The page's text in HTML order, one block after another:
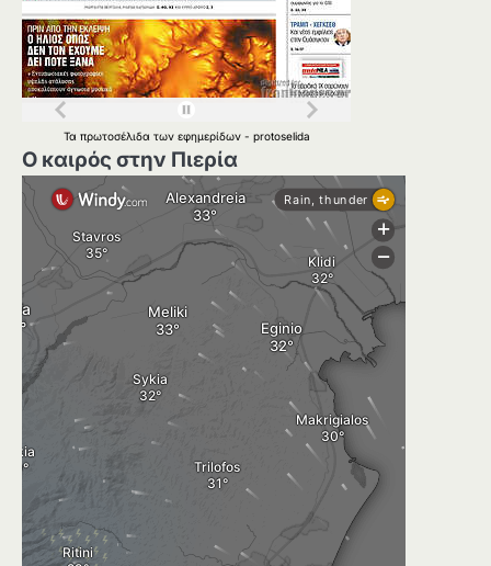
Τα πρωτοσέλιδα των εφημερίδων - protoselida
Ο καιρός στην Πιερία